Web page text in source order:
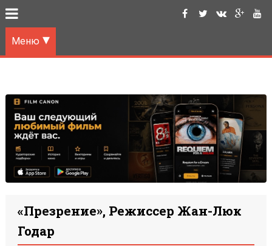
Меню
«Презрение», Режиссер Жан-Люк
Годар